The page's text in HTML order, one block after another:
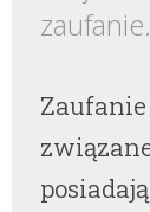
zaufanie.